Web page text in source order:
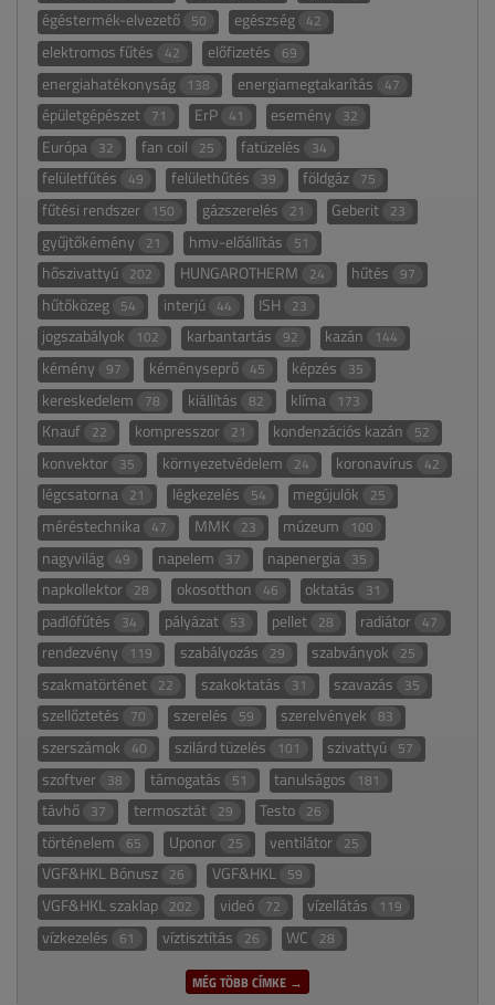
égéstermék-elvezető 50 egészség 42
elektromos fűtés 42 előfizetés 69
energiahatékonyság 138 energiamegtakarítás 47
épületgépészet 71 ErP 41 esemény 32
Európa 32 fan coil 25 fatüzelés 34
felületfűtés 49 felülethűtés 39 földgáz 75
fűtési rendszer 150 gázszerelés 21 Geberit 23
gyűjtőkémény 21 hmv-előállítás 51
hőszivattyú 202 HUNGAROTHERM 24 hűtés 97
hűtőközeg 54 interjú 44 ISH 23
jogszabályok 102 karbantartás 92 kazán 144
kémény 97 kéményseprő 45 képzés 35
kereskedelem 78 kiállítás 82 klíma 173
Knauf 22 kompresszor 21 kondenzációs kazán 52
konvektor 35 környezetvédelem 24 koronavírus 42
légcsatorna 21 légkezelés 54 megújulók 25
méréstechnika 47 MMK 23 múzeum 100
nagyvilág 49 napelem 37 napenergia 35
napkollektor 28 okosotthon 46 oktatás 31
padlófűtés 34 pályázat 53 pellet 28 radiátor 47
rendezvény 119 szabályozás 29 szabványok 25
szakmatörténet 22 szakoktatás 31 szavazás 35
szellőztetés 70 szerelés 59 szerelvények 83
szerszámok 40 szilárd tüzelés 101 szivattyú 57
szoftver 38 támogatás 51 tanulságos 181
távhő 37 termosztát 29 Testo 26
történelem 65 Uponor 25 ventilátor 25
VGF&HKL Bónusz 26 VGF&HKL 59
VGF&HKL szaklap 202 videó 72 vízellátás 119
vízkezelés 61 víztisztítás 26 WC 28
MÉG TÖBB CÍMKE →